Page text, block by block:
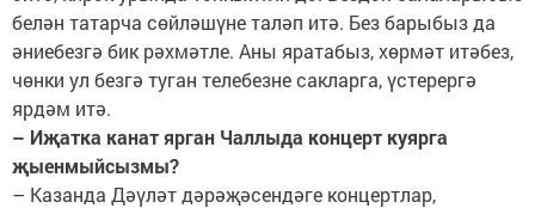
белән татарча сөйләшүне таләп итә. Без барыбыз да
әниебезгә бик рәхмәтле. Аны яратабыз, хөрмәт итәбез,
чөнки ул безгә туган телебезне сакларга, үстерергә
ярдәм итә.
– Иҗатка канат ярган Чаллыда концерт куярга
җыенмыйсызмы?
– Казанда Дәүләт дәрәҗәсендәге концертлар,